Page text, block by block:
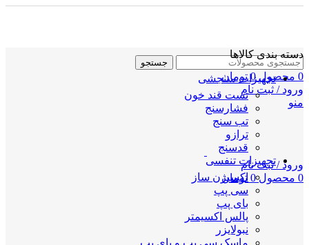
جستجو
0 محصول 0 تومان
ورود / ثبت نام
منو
ورود / ثبت نام
0 محصول 0 تومان
دسته بندی کالاها
تجهیزات سنجشی
تست قند خون
فشارسنج
تب سنج
ترازو
قدسنج
تجهیزات تنفسی
اکسیژن ساز
سی پپ
بای پپ
پالس اکسیمتر
نبولایزر
ماسک سی پپ و بای پپ